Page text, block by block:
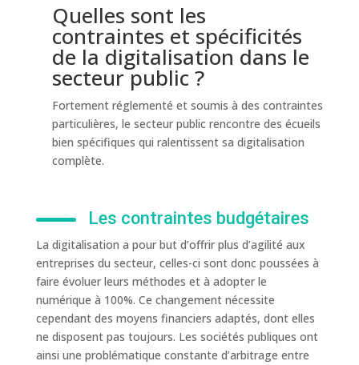
Quelles sont les
contraintes et spécificités
de la digitalisation dans le
secteur public ?
Fortement réglementé et soumis à des contraintes
particulières, le secteur public rencontre des écueils
bien spécifiques qui ralentissent sa digitalisation
complète.
Les contraintes budgétaires
La digitalisation a pour but d’offrir plus d’agilité aux
entreprises du secteur, celles-ci sont donc poussées à
faire évoluer leurs méthodes et à adopter le
numérique à 100%. Ce changement nécessite
cependant des moyens financiers adaptés, dont elles
ne disposent pas toujours. Les sociétés publiques ont
ainsi une problématique constante d’arbitrage entre